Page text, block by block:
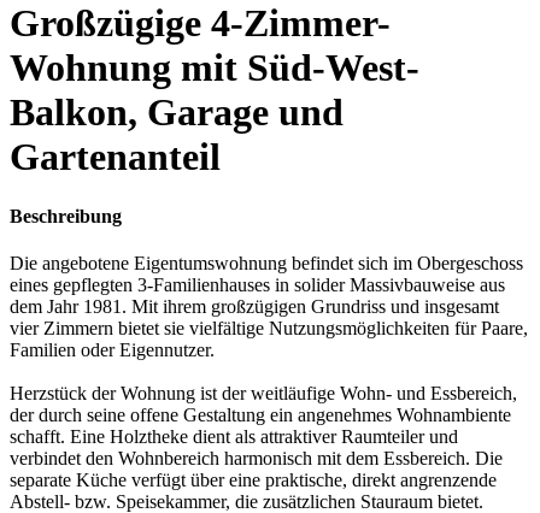
Großzügige 4-Zimmer-
Wohnung mit Süd-West-
Balkon, Garage und
Gartenanteil
Beschreibung
Die angebotene Eigentumswohnung befindet sich im Obergeschoss
eines gepflegten 3-Familienhauses in solider Massivbauweise aus
dem Jahr 1981. Mit ihrem großzügigen Grundriss und insgesamt
vier Zimmern bietet sie vielfältige Nutzungsmöglichkeiten für Paare,
Familien oder Eigennutzer.
Herzstück der Wohnung ist der weitläufige Wohn- und Essbereich,
der durch seine offene Gestaltung ein angenehmes Wohnambiente
schafft. Eine Holztheke dient als attraktiver Raumteiler und
verbindet den Wohnbereich harmonisch mit dem Essbereich. Die
separate Küche verfügt über eine praktische, direkt angrenzende
Abstell- bzw. Speisekammer, die zusätzlichen Stauraum bietet.